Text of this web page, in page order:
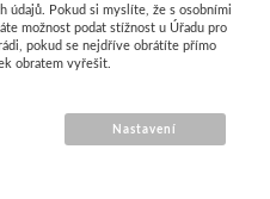
údajů. Pokud si myslíte, že s osobními
možnost podat stížnost u Úřadu pro
pokud se nejdříve obrátíte přímo
obratem vyřešit.
Nastavení